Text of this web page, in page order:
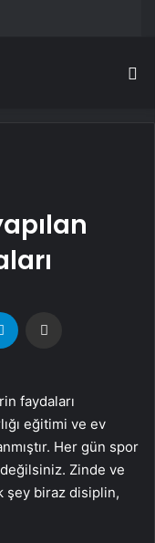
eğitimi ve ev
Her gün spor
Zinde ve
şey biraz disiplin,